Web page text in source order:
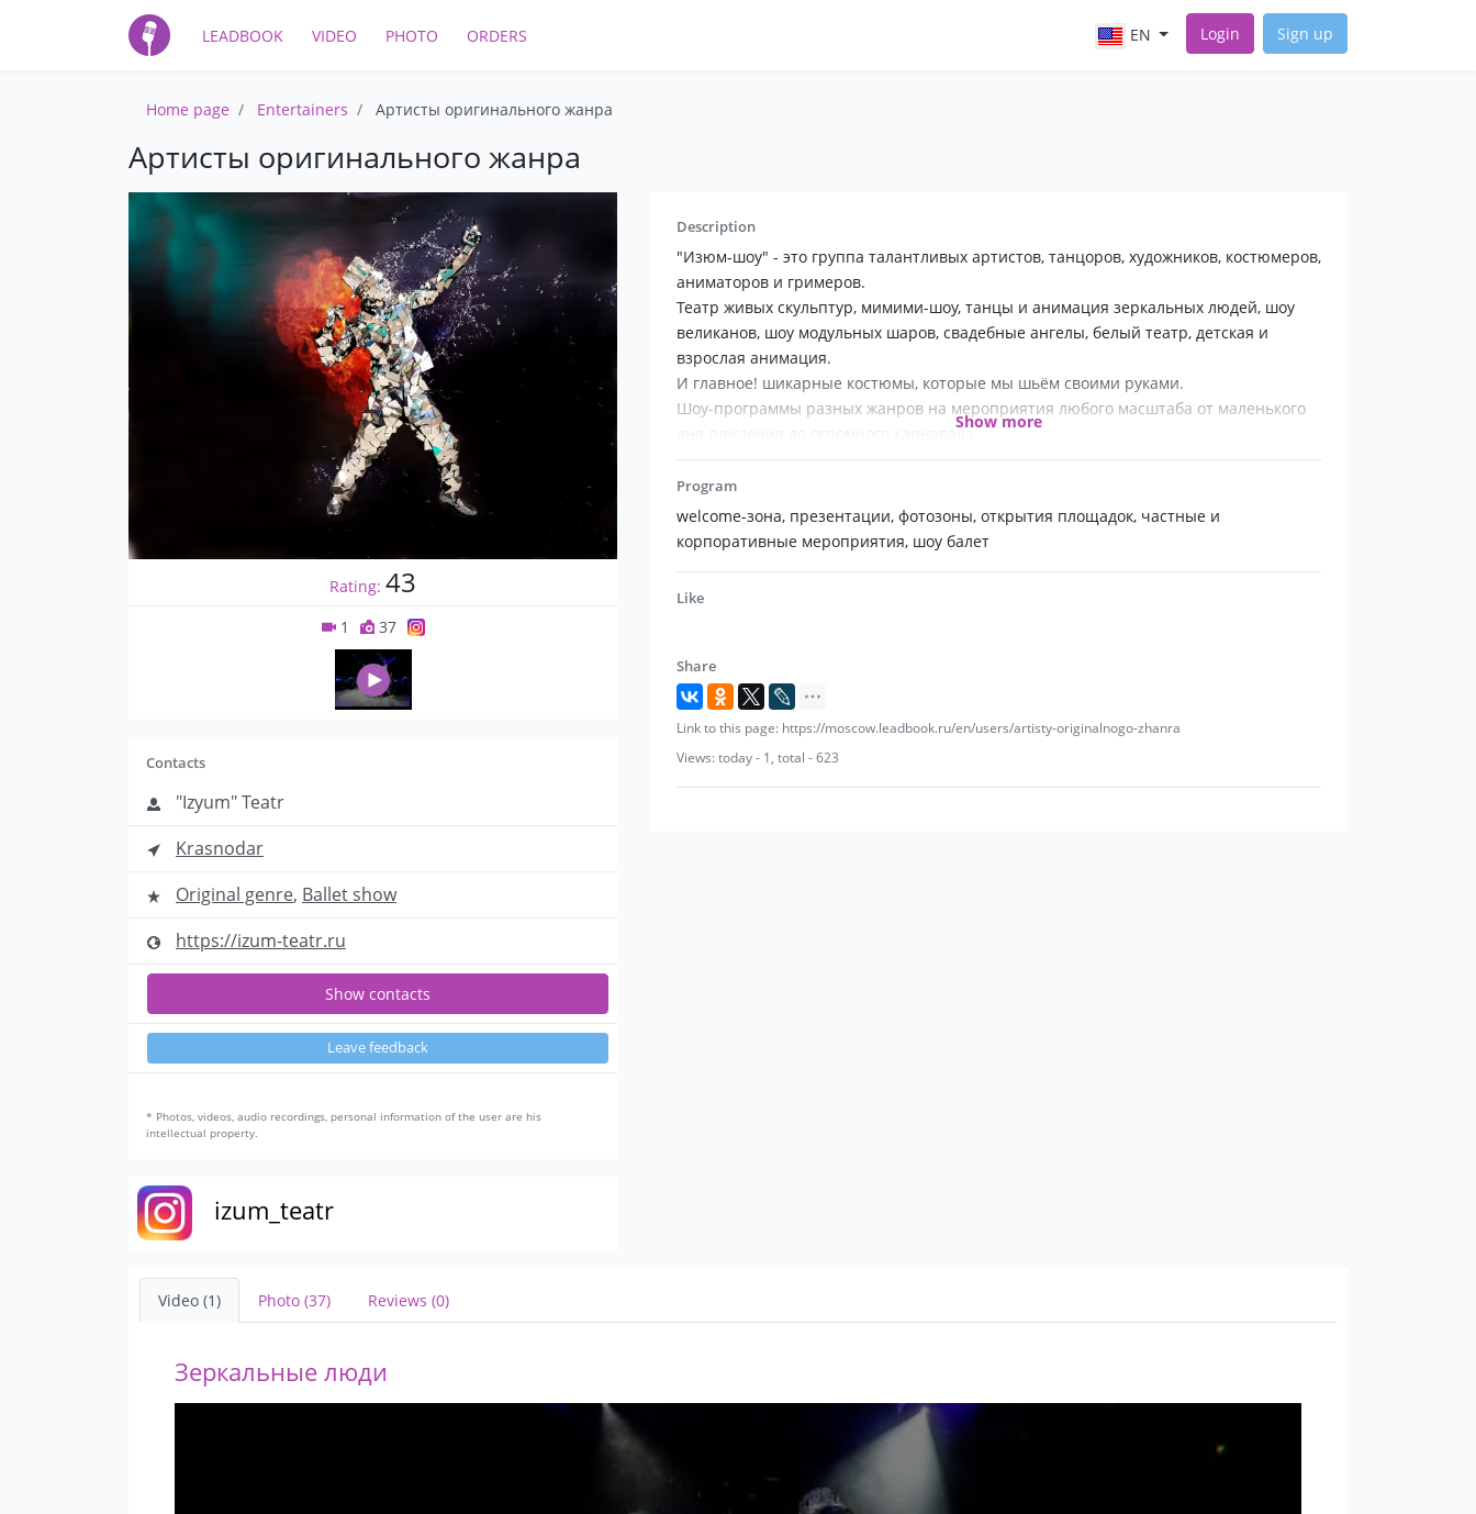
LEADBOOK VIDEO PHOTO ORDERS EN Login Sign up
Home page Entertainers Артисты оригинального жанра
Артисты оригинального жанра
Rating: 43
1 37
Contacts
"Izyum" Teatr
Krasnodar
Original genre, Ballet show
https://izum-teatr.ru
Show contacts
Leave feedback
* Photos, videos, audio recordings, personal information of the user are his
intellectual property.
izum_teatr
Description
"Изюм-шоу" - это группа талантливых артистов, танцоров, художников, костюмеров,
аниматоров и гримеров.
Театр живых скульптур, мимими-шоу, танцы и анимация зеркальных людей, шоу
великанов, шоу модульных шаров, свадебные ангелы, белый театр, детская и
взрослая анимация.
И главное! шикарные костюмы, которые мы шьём своими руками.
Шоу-программы разных жанров на мероприятия любого масштаба от маленького
дня рождения до огромного карнавала.
Мы сделаем Ваше мероприятие ярким! Хотите всех удивить? Тогда это к нам!
Show more
Program
welcome-зона, презентации, фотозоны, открытия площадок, частные и
корпоративные мероприятия, шоу балет
Like
Share
Link to this page: https://moscow.leadbook.ru/en/users/artisty-originalnogo-zhanra
Views: today - 1, total - 623
Video (1) Photo (37) Reviews (0)
Зеркальные люди